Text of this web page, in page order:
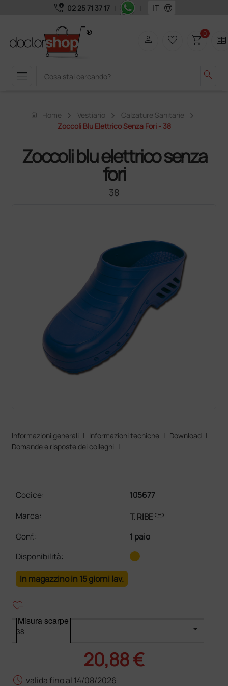
call_quality 02 25 71 37 17 | | language
menu search
person favorite_border shopping_cart0 two_pager
home Home Vestiario
Calzature Sanitarie
Zoccoli Blu Elettrico Senza Fori - 38
Zoccoli blu elettrico senza
fori
38
Informazioni generali | Informazioni tecniche | Download |
Domande e risposte dei colleghi |
Codice:
105677
Marca:
T. RIBElink
Conf.:
1 paio
Disponibilità:
In magazzino in 15 giorni lav.
heart_plus
Misura scarpe
20,88 €
schedule valida fino al 14/08/2026